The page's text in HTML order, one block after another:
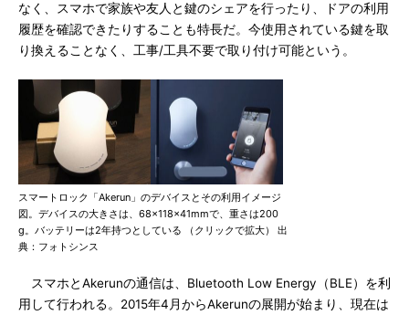
なく、スマホで家族や友人と鍵のシェアを行ったり、ドアの利用
履歴を確認できたりすることも特長だ。今使用されている鍵を取
り換えることなく、工事/工具不要で取り付け可能という。
スマートロック「Akerun」のデバイスとその利用イメージ
図。デバイスの大きさは、68×118×41mmで、重さは200
g。バッテリーは2年持つとしている （クリックで拡大） 出
典：フォトシンス
スマホとAkerunの通信は、Bluetooth Low Energy（BLE）を利
用して行われる。2015年4月からAkerunの展開が始まり、現在は